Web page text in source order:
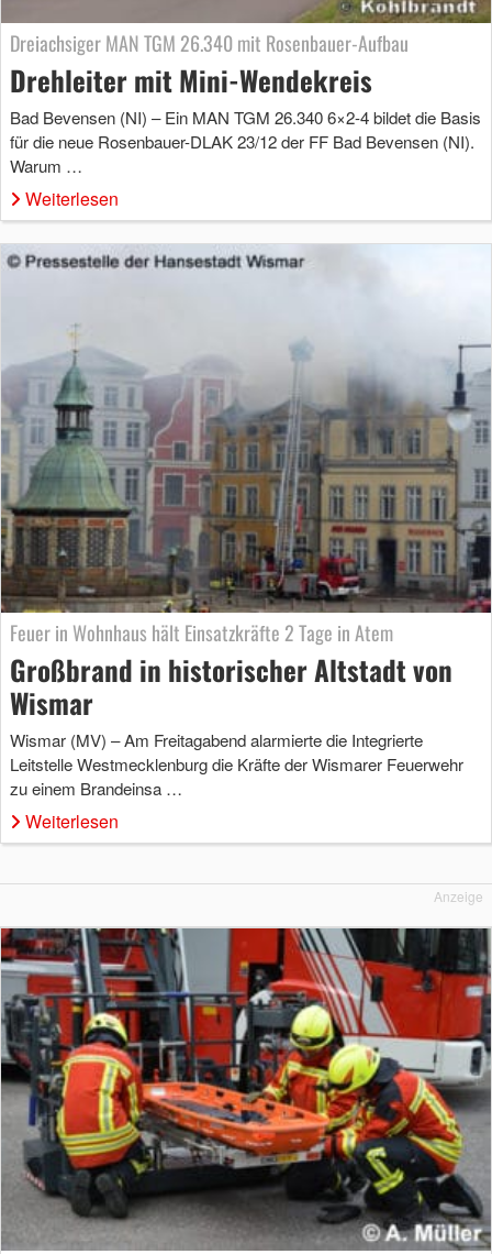
Dreiachsiger MAN TGM 26.340 mit Rosenbauer-Aufbau
Drehleiter mit Mini-Wendekreis
Bad Bevensen (NI) – Ein MAN TGM 26.340 6×2-4 bildet die Basis
für die neue Rosenbauer-DLAK 23/12 der FF Bad Bevensen (NI).
Warum …
Weiterlesen
Feuer in Wohnhaus hält Einsatzkräfte 2 Tage in Atem
Großbrand in historischer Altstadt von
Wismar
Wismar (MV) – Am Freitagabend alarmierte die Integrierte
Leitstelle Westmecklenburg die Kräfte der Wismarer Feuerwehr
zu einem Brandeinsa …
Weiterlesen
Anzeige